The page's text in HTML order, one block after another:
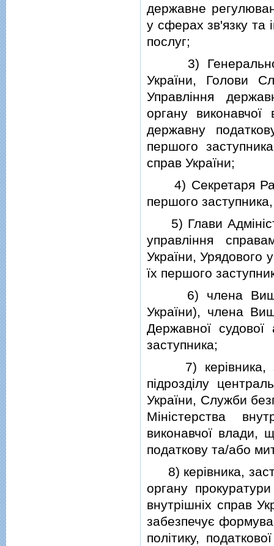
державне
у сферах зв'язку та
послуг;
3)
України, Голови
Управлiння
органу
державну
першого
справ України;
4) Секретаря
першого
5) Глави
управлiння
України, Урядового
їх першого
6) члена Вищої
України), члена
Державної судової
заступника;
7) керiвника,
пiдроздiлу
України, Служби
Мiнiстерства
виконавчої влади,
податкову та/або
8) керiвника,
органу
внутрiшнiх справ
забезпечує
полiтику,